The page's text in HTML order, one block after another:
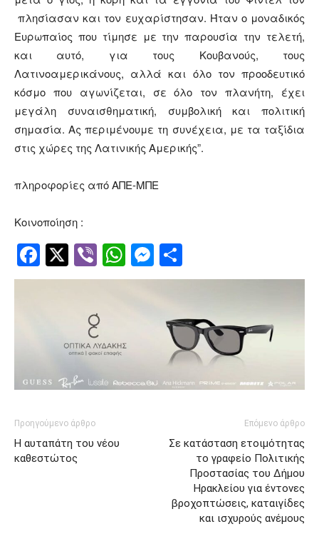
πλησίασαν και τον ευχαρίστησαν. Ήταν ο μοναδικός
Ευρωπαίος που τίμησε με την παρουσία την τελετή,
και αυτό, για τους Κουβανούς, τους
Λατινοαμερικάνους, αλλά και όλο τον προοδευτικό
κόσμο που αγωνίζεται, σε όλο τον πλανήτη, έχει
μεγάλη συναισθηματική, συμβολική και πολιτική
σημασία. Ας περιμένουμε τη συνέχεια, με τα ταξίδια
στις χώρες της Λατινικής Aμερικής”.
πληροφορίες από ΑΠΕ-ΜΠΕ
Κοινοποίηση :
Facebook
Twitter
ViberWhatsApp
Messenger
Προηγούμενο άρθρο
Η αυταπάτη του νέου
καθεστώτος
Επόμενο άρθρο
Σε κατάσταση ετοιμότητας
το γραφείο Πολιτικής
Προστασίας του Δήμου
Ηρακλείου για έντονες
βροχοπτώσεις, καταιγίδες
και ισχυρούς ανέμους